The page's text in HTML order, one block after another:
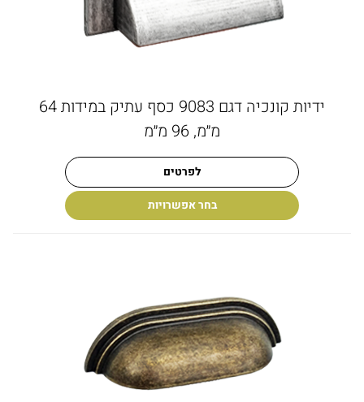
ידיות קונכיה דגם 9083 כסף עתיק במידות 64
מ״מ, 96 מ״מ
לפרטים
בחר אפשרויות